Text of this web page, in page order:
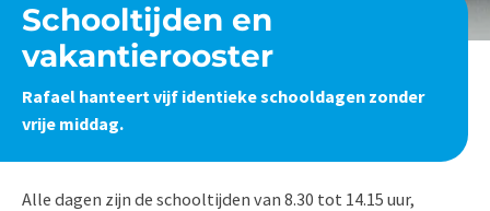
Schooltijden en
vakantierooster
Rafael hanteert vijf identieke schooldagen zonder
vrije middag.
Alle dagen zijn de schooltijden van 8.30 tot 14.15 uur,